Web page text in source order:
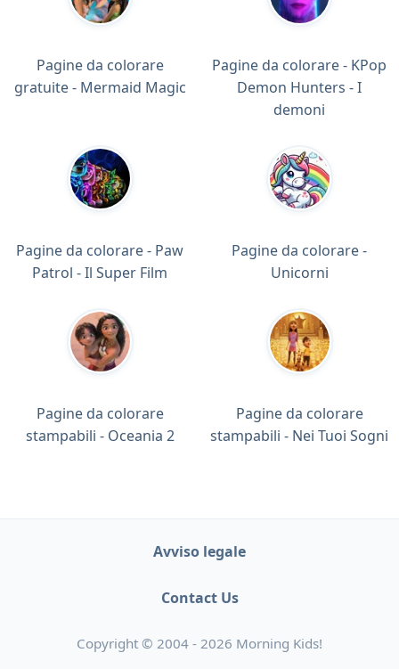
Pagine da colorare
gratuite - Mermaid Magic
Pagine da colorare - KPop
Demon Hunters - I
demoni
Pagine da colorare - Paw
Patrol - Il Super Film
Pagine da colorare -
Unicorni
Pagine da colorare
stampabili - Oceania 2
Pagine da colorare
stampabili - Nei Tuoi Sogni
Avviso legale
Contact Us
Copyright © 2004 - 2026 Morning Kids!